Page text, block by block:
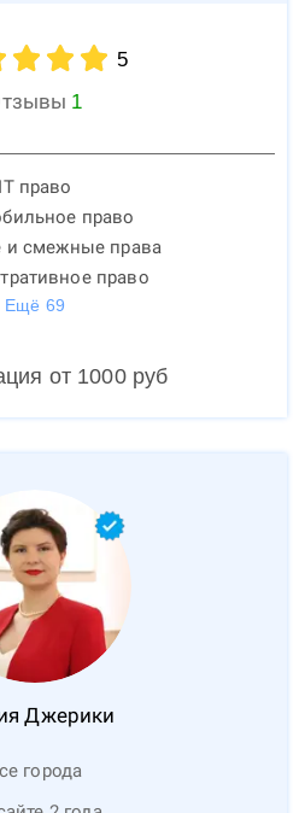
5
1
IT право
право
и смежные права
право
Ещё 69
от 1000руб
Джерики
города